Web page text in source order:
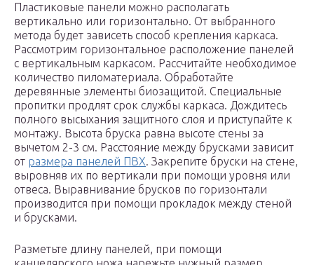
Пластиковые панели можно располагать
вертикально или горизонтально. От выбранного
метода будет зависеть способ крепления каркаса.
Рассмотрим горизонтальное расположение панелей
с вертикальным каркасом. Рассчитайте необходимое
количество пиломатериала. Обработайте
деревянные элементы биозащитой. Специальные
пропитки продлят срок службы каркаса. Дождитесь
полного высыхания защитного слоя и приступайте к
монтажу. Высота бруска равна высоте стены за
вычетом 2-3 см. Расстояние между брусками зависит
от размера панелей ПВХ. Закрепите бруски на стене,
выровняв их по вертикали при помощи уровня или
отвеса. Выравнивание брусков по горизонтали
производится при помощи прокладок между стеной
и брусками.
Разметьте длину панелей, при помощи